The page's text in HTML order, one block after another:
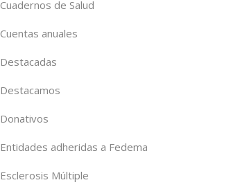
Cuadernos de Salud
Cuentas anuales
Destacadas
Destacamos
Donativos
Entidades adheridas a Fedema
Esclerosis Múltiple